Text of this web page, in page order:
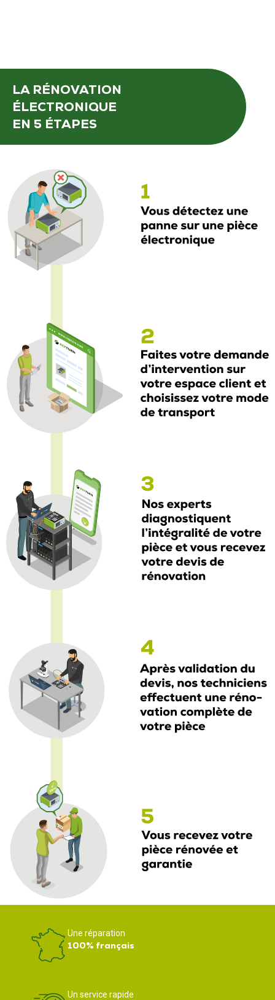
LA RÉNOVATION
ÉLECTRONIQUE
EN 5 ÉTAPES
Une réparation
100% français
Un service rapide